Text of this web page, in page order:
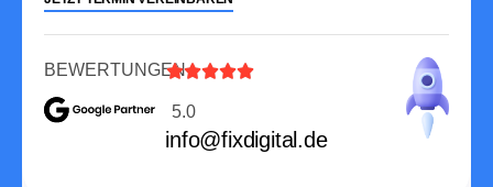
Sprechen Sie direkt mit unserem